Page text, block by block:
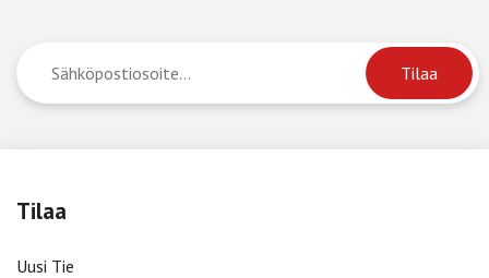
Tilaa
Uusi Tie